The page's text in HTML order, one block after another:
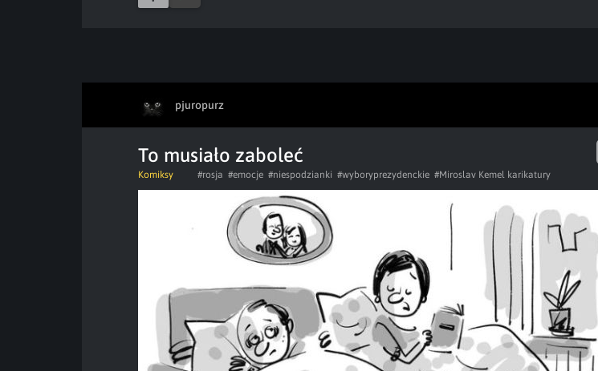
pjuropurz
To musiało zaboleć
Komiksy #rosja #emocje #niespodzianki #wyboryprezydenckie #Miroslav Kemel karikatury